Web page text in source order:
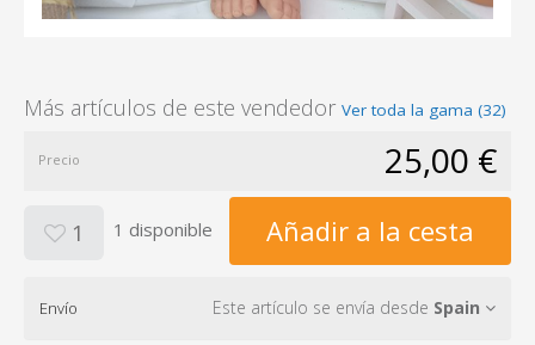
Más artículos de este vendedor Ver toda la gama (32)
Precio 25,00 €
1 1 disponible Añadir a la cesta
Envío Este artículo se envía desde Spain